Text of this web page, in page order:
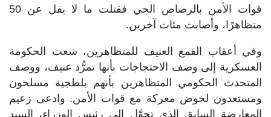
قوات الأمن بالرصاص الحي فقتلت ما لا يقل عن 50
متظاهرًا، وأصابت مئات آخرين.
وفي أعقاب القمع العنيف للمتظاهرين، سعت الحكومة
العسكرية إلى وصف الاحتجاجات بأنها تمرُّد عنيف، ووصف
المتحدث الحكومي المتظاهرين بأنهم بلطجية مسلحون
ومستعدون لخوض معركة مع قوات الأمن. وادعى زعيم
المعارضة السابق الذي تحوَّل إلى رئيس الوزراء، السيد